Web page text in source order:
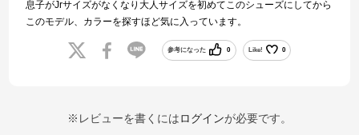
息子がJrサイズがなくなり大人サイズを初めてこのシューズにしてから
このモデル、カラーを探すほど気に入っています。
参考になった 0 Like! 0
※レビューを書くにはログインが必要です。